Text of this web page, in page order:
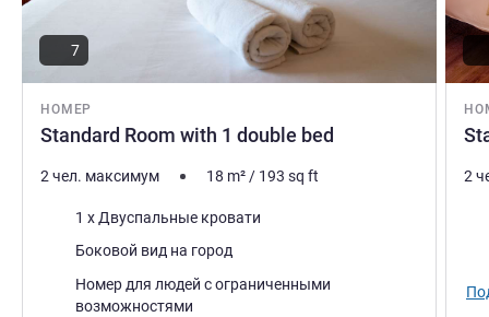
НОМЕР
Standard Room with 1 double bed
7
2 чел. максимум 18 m²/ 193 sq ft
Постель1 x Двуспальные кровати
Виды:Боковой вид на город
Номер для людей с ограниченными
возможностями
2